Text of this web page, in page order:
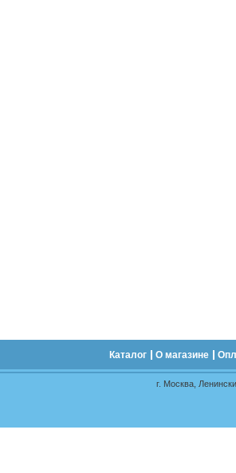
Каталог О магазине
г. Москва,